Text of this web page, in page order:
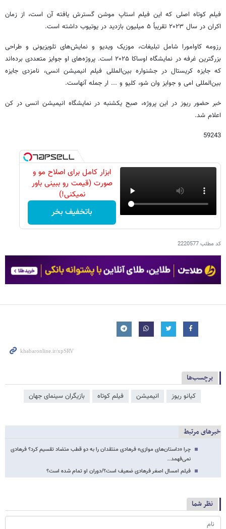
فیلم کوتاه اصلی که این فیلم استاپ موشن گسترش یافته آن است، از زمان
اکران در سال ۲۰۲۳ تقریباً ۵ میلیون بازدید در یوتیوب داشته است.
رزومه کاوامورا شامل تبلیغات، موزیک ویدیو و نمایش‌های تلویزیونی و طراحی
بزرگترین غرفه در نمایشگاه اوساکا ۲۰۲۵ است. پروژه‌های او جوایز متعددی برده‌اند
که جایزه کریستال در جشنواره بین‌المللی فیلم انیمیشن انسی، نامزدی جایزه
بین‌المللی امی و جوایز وان شو، کلیو و ... ار جمله آنهاست.
خبر حضور ریوز در این پروژه، صبح یکشنبه در نمایشگاه انیمیشن انسی در کن
اعلام شد.
59243
ابزار کامل برای اصلاح مو و
صورت (قیمت رو ببینی باور
نمیکنی!)
باتخفیف بخر
کد مطلب2220577
برچسب‌ها
کیانو ریوز انیمیشن فیلم کوتاه بازیگران سینمای جهان
خبرهای مرتبط
چرا «داستان‌های موازی» فرهادی منتقدان را به دو قطب متضاد تقسیم کرد؟ فرهادی
نمی‌فهمد…
فیلم امسال اصغر فرهادی ضعیف است؟/دوران او تمام شده است؟
نظر شما